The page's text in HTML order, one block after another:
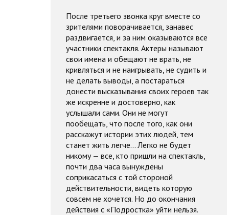
После третьего звонка круг вместе со
зрителями поворачивается, занавес
раздвигается, и за ним оказываются все
участники спектакля. Актеры называют
свои имена и обещают не врать, не
кривляться и не наигрывать, не судить и
не делать выводы, а постараться
донести высказывания своих героев так
же искренне и достоверно, как
услышали сами. Они не могут
пообещать, что после того, как они
расскажут истории этих людей, тем
станет жить легче… Легко не будет
никому — все, кто пришли на спектакль,
почти два часа вынуждены
соприкасаться с той стороной
действительности, видеть которую
совсем не хочется. Но до окончания
действия с «Подростка» уйти нельзя.